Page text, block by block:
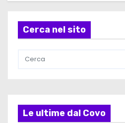
Cerca nel sito
Le ultime dal Covo